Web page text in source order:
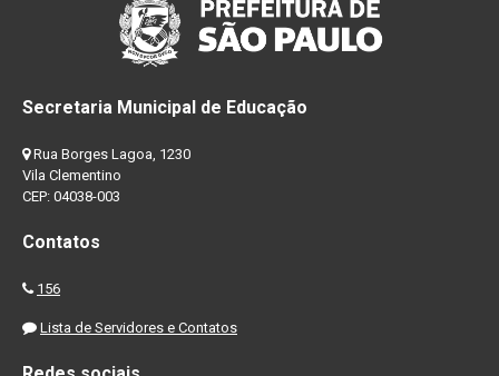
Secretaria Municipal de Educação
Rua Borges Lagoa, 1230
Vila Clementino
CEP: 04038-003
Contatos
156
Lista de Servidores e Contatos